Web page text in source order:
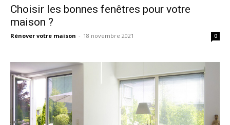
Choisir les bonnes fenêtres pour votre
maison ?
Rénover votre maison - 18 novembre 2021 0